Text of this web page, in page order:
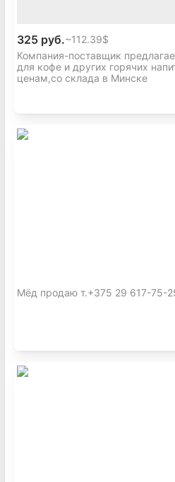
325 руб.~112.39$
Компания-поставщик
для кофе и других горячих
ценам,со склада в Минске
Мёд продаю т.+375 29 617-75-